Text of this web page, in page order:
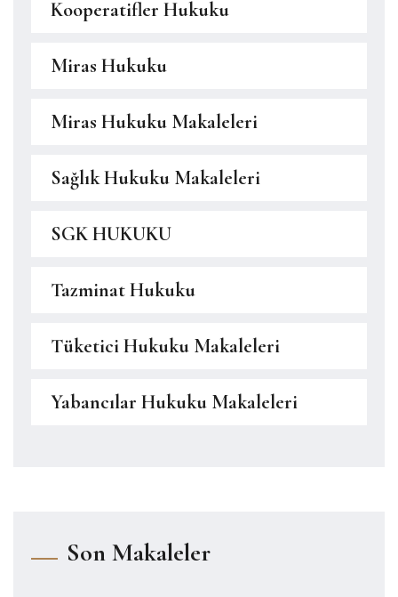
Kooperatifler Hukuku
Miras Hukuku
Miras Hukuku Makaleleri
Sağlık Hukuku Makaleleri
SGK HUKUKU
Tazminat Hukuku
Tüketici Hukuku Makaleleri
Yabancılar Hukuku Makaleleri
Son Makaleler